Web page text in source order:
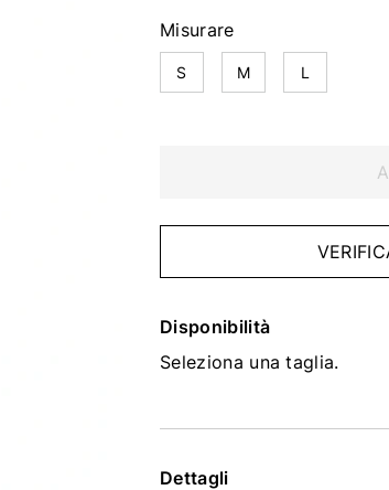
Misurare
S M L
Disponibilità
Seleziona una taglia.
Dettagli